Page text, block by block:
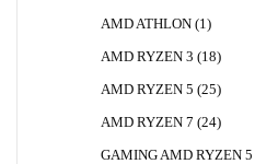
AMD ATHLON 1 1
AMD RYZEN 3
1818
AMD RYZEN 5 2525
AMD RYZEN 7 2424
GAMING AMD RYZEN 5